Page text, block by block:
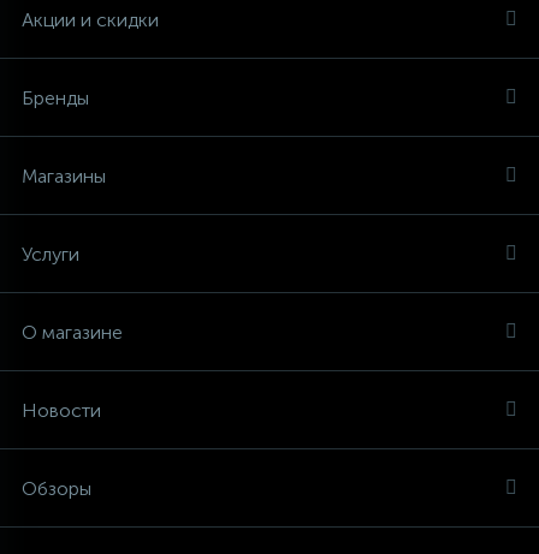
Акции и скидки
Бренды
Магазины
Услуги
О магазине
Новости
Обзоры